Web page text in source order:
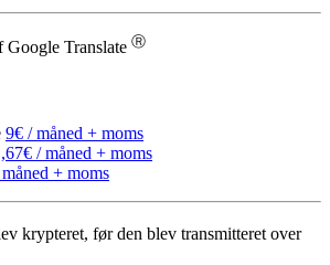
Google Translate Ⓡ
9€ / måned + moms
/ måned + moms
+ moms
krypteret, før den blev transmitteret over